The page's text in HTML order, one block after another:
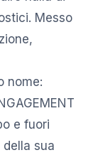
Messo
nome:
e fuori
sua